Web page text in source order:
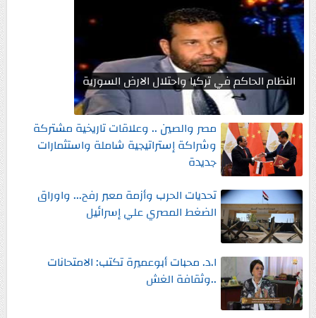
النظام الحاكم في تركيا واحتلال الارض السورية
مصر والصين .. وعلاقات تاريخية مشتركة
وشراكة إستراتيجية شاملة واستثمارات
جديدة
تحديات الحرب وأزمة معبر رفح... واوراق
الضغط المصري علي إسرائيل
ا.د. محبات أبوعميرة تكتب: الامتحانات
..وثقافة الغش